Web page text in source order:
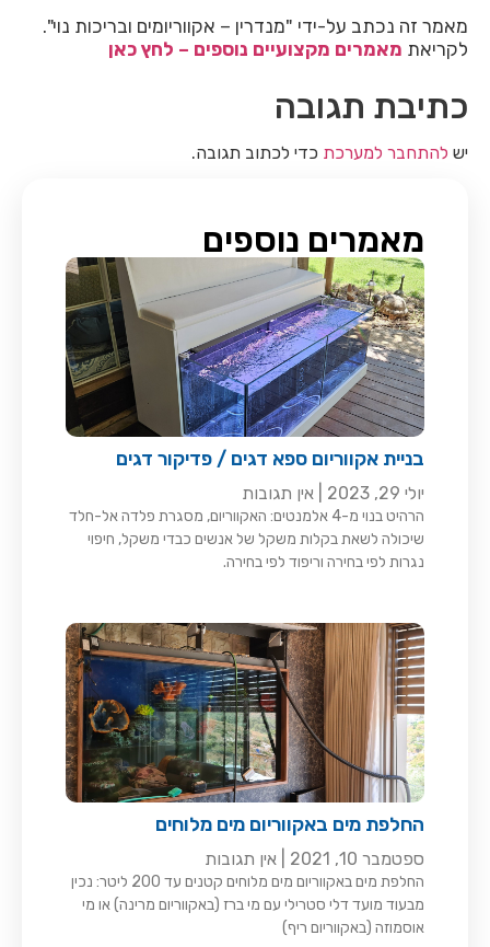
מאמר זה נכתב על-ידי "מנדרין – אקווריומים ובריכות נוי".
לקריאת מאמרים מקצועיים נוספים – לחץ כאן
כתיבת תגובה
יש להתחבר למערכת כדי לכתוב תגובה.
מאמרים נוספים
בניית אקווריום ספא דגים / פדיקור דגים
יולי 29, 2023 אין תגובות
הרהיט בנוי מ-4 אלמנטים: האקווריום, מסגרת פלדה אל-חלד
שיכולה לשאת בקלות משקל של אנשים כבדי משקל, חיפוי
נגרות לפי בחירה וריפוד לפי בחירה.
החלפת מים באקווריום מים מלוחים
ספטמבר 10, 2021 אין תגובות
החלפת מים באקווריום מים מלוחים קטנים עד 200 ליטר: נכין
מבעוד מועד דלי סטרילי עם מי ברז (באקווריום מרינה) או מי
אוסמוזה (באקווריום ריף)